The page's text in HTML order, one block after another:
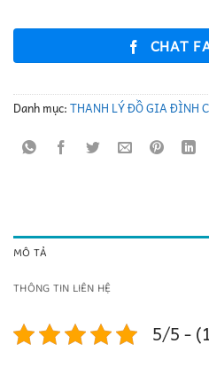
CHAT
Danh mục:THANH LÝ ĐỒ GIA ĐÌNH
MÔ TẢ
THÔNG TIN LIÊN HỆ
5/5 -